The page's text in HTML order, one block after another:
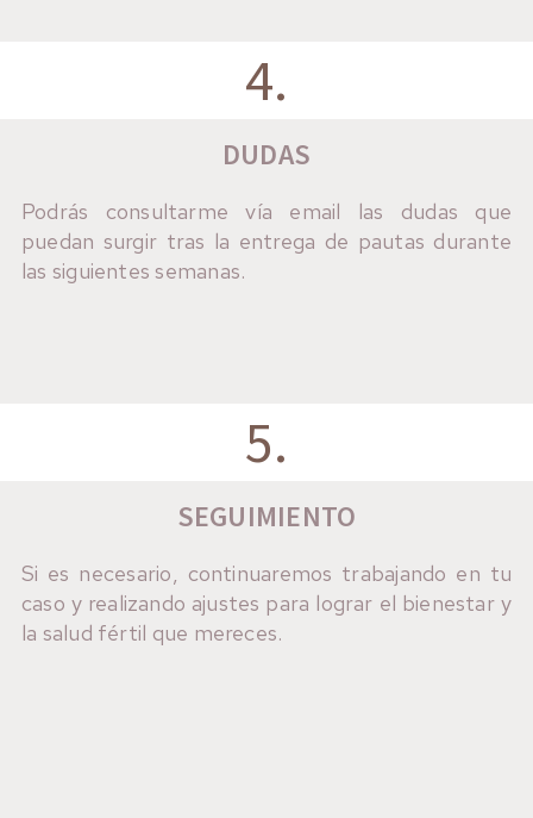
4.
DUDAS
Podrás consultarme vía email las dudas que
puedan surgir tras la entrega de pautas durante
las siguientes semanas.
5.
SEGUIMIENTO
Si es necesario, continuaremos trabajando en tu
caso y realizando ajustes para lograr el bienestar y
la salud fértil que mereces.